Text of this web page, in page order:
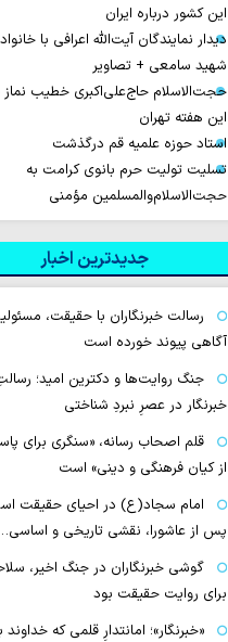
این کشور درباره ایران
دیدار نمایندگان آیت‌الله اعرافی با
شهید سامعی + تصاویر
حجت‌الاسلام حاج‌علی‌اکبری خطیب
این هفته تهران
استاد حوزه علمیه قم درگذشت
تسلیت تولیت حرم بانوی کرامت به
حجت‌الاسلام‌والمسلمین مؤمنی
جدیدترین اخبار
رسالت خبرنگاران با حقیقت،
آگاهی پیوند خورده است
جنگ روایت‌ها و دکترین امید؛
خبرنگار در عصرِ نبردِ شناختی
قلم اصحاب رسانه، «سنگری برای
از کیان فرهنگی و دینی» است
امام سجاد(ع) در احیای حقیقت
پس از عاشورا، نقشی تاریخی و
گوشی خبرنگاران در جنگ اخیر،
برای روایت حقیقت بود
«خبرنگار»؛ امانتدارِ قلمی که خداوند